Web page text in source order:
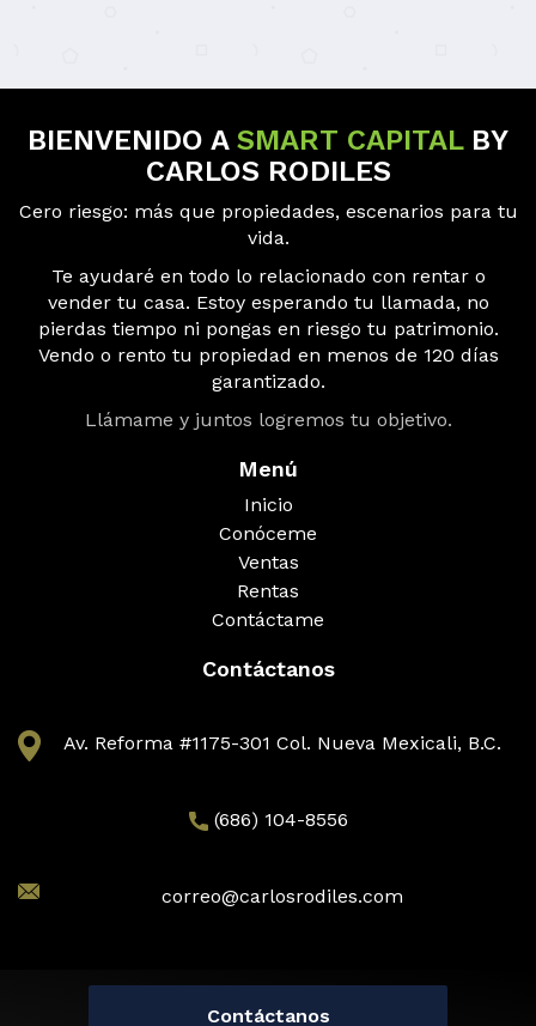
Contáctanos
BIENVENIDO A SMART CAPITALBY
CARLOS RODILES
Cero riesgo: más que propiedades, escenarios para tu
vida.
Te ayudaré en todo lo relacionado con rentar o
vender tu casa. Estoy esperando tu llamada, no
pierdas tiempo ni pongas en riesgo tu patrimonio.
Vendo o rento tu propiedad en menos de 120 días
garantizado.
Llámame y juntos logremos tu objetivo.
Menú
Inicio
Conóceme
Ventas
Rentas
Contáctame
Contáctanos
Av. Reforma #1175-301 Col. Nueva Mexicali, B.C.
(686) 104-8556
correo@carlosrodiles.com